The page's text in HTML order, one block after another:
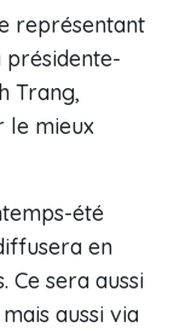
représentant
présidente-
Trang,
mieux
été
en
Ce sera aussi
mais aussi via